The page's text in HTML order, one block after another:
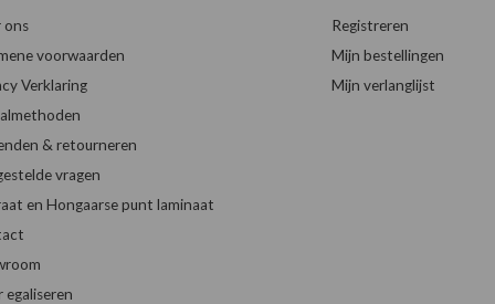
ons
voorwaarden
Verklaring
& retourneren
vragen
en Hongaarse punt laminaat
egaliseren
Registreren
Mijn bestellingen
Mijn verlanglijst